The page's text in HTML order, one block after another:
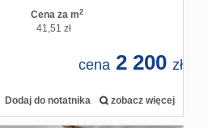
Cena za m2
41,51 zł
cena 2 200 zł
Dodaj do notatnika zobacz więcej